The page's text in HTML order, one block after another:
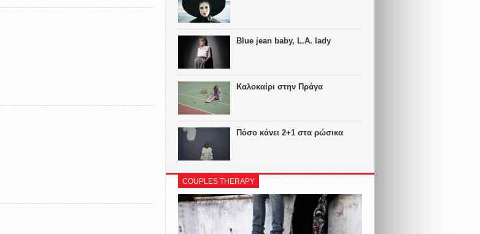
Blue jean baby, L.A. lady
Καλοκαίρι στην Πράγα
Πόσο κάνει 2+1 στα ρώσικα
COUPLES THERAPY